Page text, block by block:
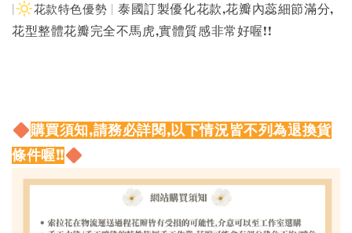
花款特色優勢 |泰國訂製優化花款,花瓣內蕊細節滿分,
花型整體花瓣完全不馬虎,實體質感非常好喔!!
購買須知,請務必詳閱,以下情況皆不列為退換貨
條件喔!!